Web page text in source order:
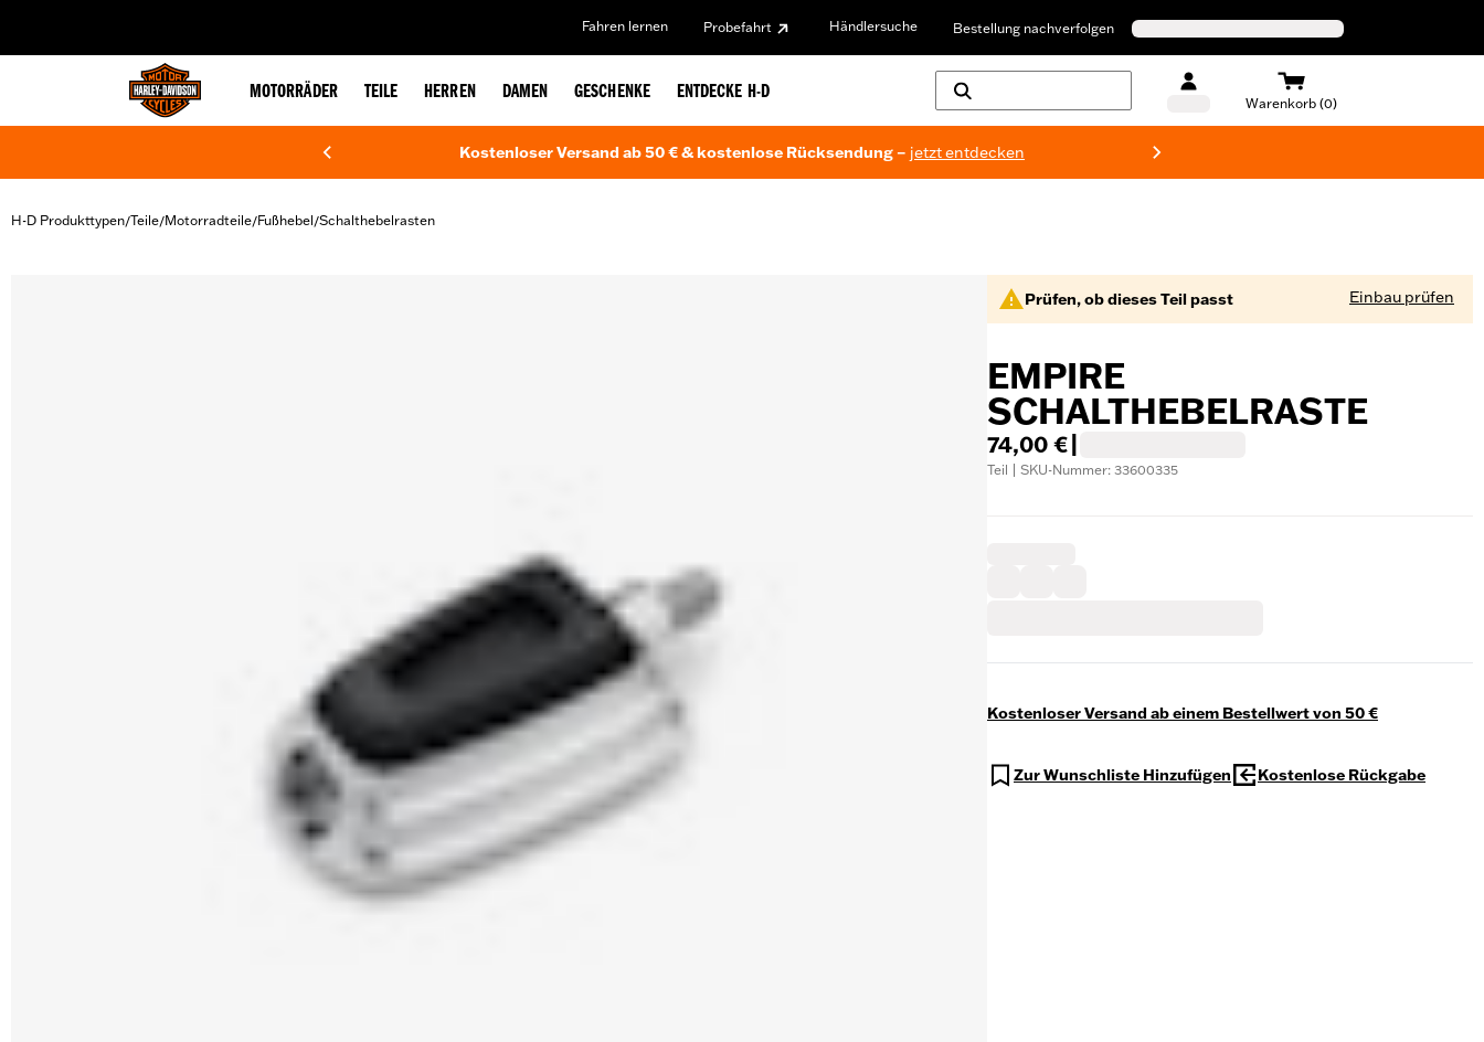
Fahren lernen Probefahrt Händlersuche Bestellung nachverfolgen
MOTORRÄDER TEILE HERREN DAMEN GESCHENKE ENTDECKE H-D
Warenkorb (0)
Kostenloser Versand ab 50 € & kostenlose Rücksendung – jetzt entdecken
H-D Produkttypen/Teile/Motorradteile/Fußhebel/Schalthebelrasten
Prüfen, ob dieses Teil passt Einbau prüfen
EMPIRE
SCHALTHEBELRASTE
74,00 €
Teil | SKU-Nummer: 33600335
Kostenloser Versand ab einem Bestellwert von 50 €
Zur Wunschliste Hinzufügen Kostenlose Rückgabe